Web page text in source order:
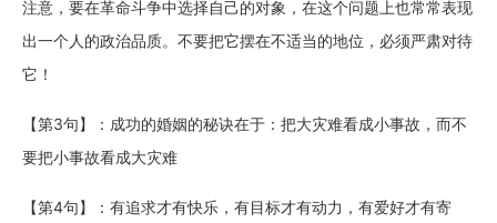
注意，要在革命斗争中选择自己的对象，在这个问题上也常常表现
出一个人的政治品质。不要把它摆在不适当的地位，必须严肃对待
它！
【第3句】：成功的婚姻的秘诀在于：把大灾难看成小事故，而不
要把小事故看成大灾难
【第4句】：有追求才有快乐，有目标才有动力，有爱好才有寄